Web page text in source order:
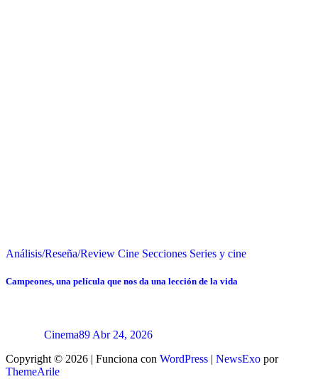
Análisis/Reseña/Review Cine Secciones Series y cine
Campeones, una película que nos da una lección de la vida
Cinema89 Abr 24, 2026
Copyright © 2026 | Funciona con WordPress | NewsExo por
ThemeArile